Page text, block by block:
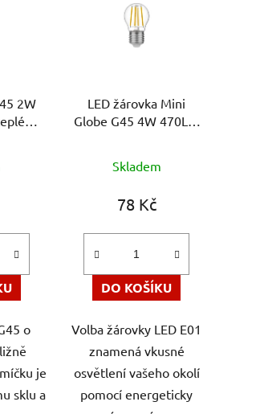
2W
o
je
sklu a
LED žárovka Mini
Globe G45 4W 470Lm
hodnocení
produktu
5,0
z
5
hvězdiček.
Skladem
78 Kč
DO KOŠÍKU
Volba žárovky LED E01
znamená vkusné
osvětlení vašeho okolí
pomocí energeticky